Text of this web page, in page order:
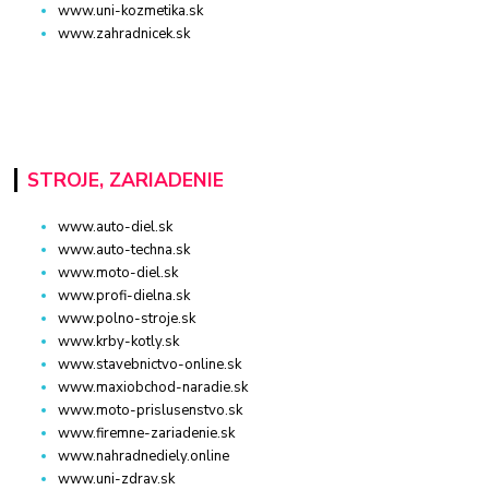
www.uni-kozmetika.sk
www.zahradnicek.sk
STROJE, ZARIADENIE
www.auto-diel.sk
www.auto-techna.sk
www.moto-diel.sk
www.profi-dielna.sk
www.polno-stroje.sk
www.krby-kotly.sk
www.stavebnictvo-online.sk
www.maxiobchod-naradie.sk
www.moto-prislusenstvo.sk
www.firemne-zariadenie.sk
www.nahradnediely.online
www.uni-zdrav.sk